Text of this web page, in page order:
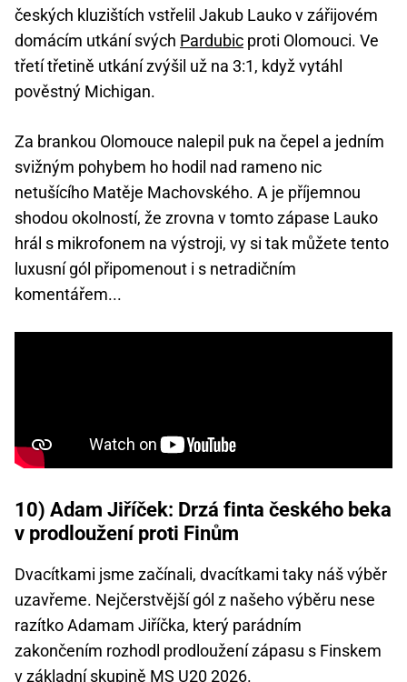
českých kluzištích vstřelil Jakub Lauko v zářijovém
domácím utkání svých Pardubic proti Olomouci. Ve
třetí třetině utkání zvýšil už na 3:1, když vytáhl
pověstný Michigan.
Za brankou Olomouce nalepil puk na čepel a jedním
svižným pohybem ho hodil nad rameno nic
netušícího Matěje Machovského. A je příjemnou
shodou okolností, že zrovna v tomto zápase Lauko
hrál s mikrofonem na výstroji, vy si tak můžete tento
luxusní gól připomenout i s netradičním
komentářem...
10) Adam Jiříček: Drzá finta českého beka
v prodloužení proti Finům
Dvacítkami jsme začínali, dvacítkami taky náš výběr
uzavřeme. Nejčerstvější gól z našeho výběru nese
razítko Adamam Jiříčka, který parádním
zakončením rozhodl prodloužení zápasu s Finskem
v základní skupině MS U20 2026.